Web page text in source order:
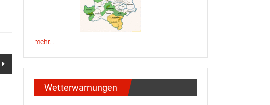
mehr...
Wetterwarnungen